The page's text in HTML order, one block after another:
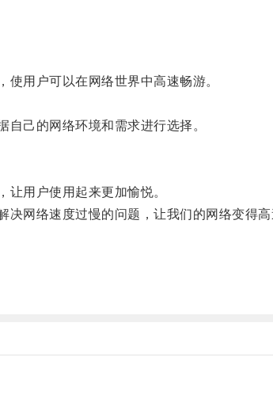
用户可以在网络世界中高速畅游。
己的网络环境和需求进行选择。
用户使用起来更加愉悦。
网络速度过慢的问题，让我们的网络变得高